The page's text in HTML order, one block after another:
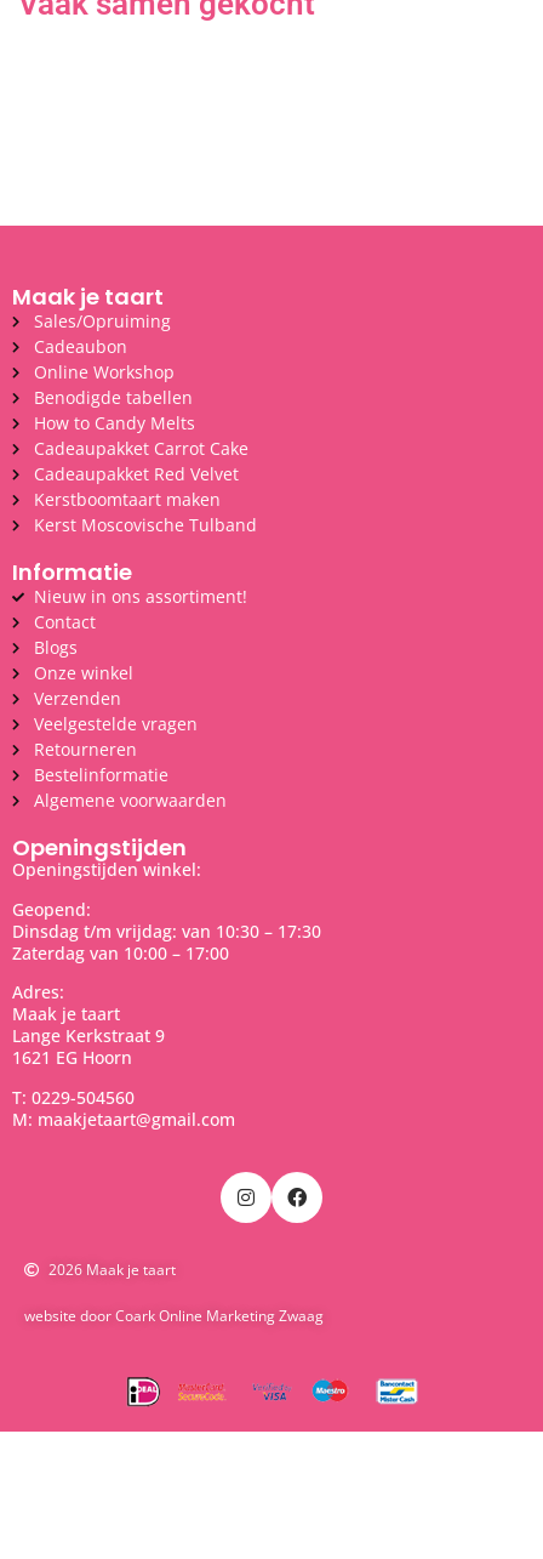
Maak je taart
Sales/Opruiming
Cadeaubon
Online Workshop
Benodigde tabellen
How to Candy Melts
Cadeaupakket Carrot Cake
Cadeaupakket Red Velvet
Kerstboomtaart maken
Kerst Moscovische Tulband
Informatie
Nieuw in ons assortiment!
Contact
Blogs
Onze winkel
Verzenden
Veelgestelde vragen
Retourneren
Bestelinformatie
Algemene voorwaarden
Openingstijden
Openingstijden winkel:
Geopend:
Dinsdag t/m vrijdag: van 10:30 – 17:30
Zaterdag van 10:00 – 17:00
Adres:
Maak je taart
Lange Kerkstraat 9
1621 EG Hoorn
T: 0229-504560
M: maakjetaart@gmail.com
2026 Maak je taart
website door Coark Online Marketing Zwaag